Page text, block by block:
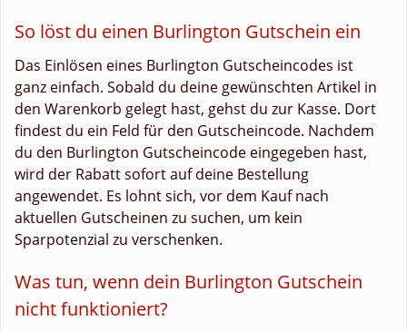
So löst du einen Burlington Gutschein ein
Das Einlösen eines Burlington Gutscheincodes ist
ganz einfach. Sobald du deine gewünschten Artikel in
den Warenkorb gelegt hast, gehst du zur Kasse. Dort
findest du ein Feld für den Gutscheincode. Nachdem
du den Burlington Gutscheincode eingegeben hast,
wird der Rabatt sofort auf deine Bestellung
angewendet. Es lohnt sich, vor dem Kauf nach
aktuellen Gutscheinen zu suchen, um kein
Sparpotenzial zu verschenken.
Was tun, wenn dein Burlington Gutschein
nicht funktioniert?